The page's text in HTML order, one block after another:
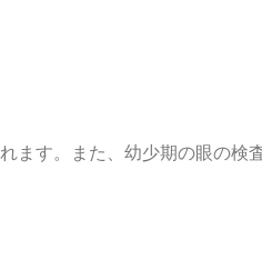
す。また、幼少期の眼の検